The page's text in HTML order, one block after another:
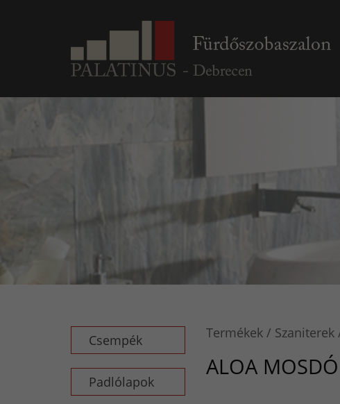
Csempék
Padlólapok
Termékek Szaniterek
ALOA MOSDÓ